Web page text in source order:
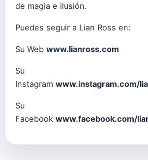
de magia e ilusión.
Puedes seguir a Lian Ross en:
Su Web www.lianross.com
Su
Instagram www.instagram.com/
Su
Facebook www.facebook.com/